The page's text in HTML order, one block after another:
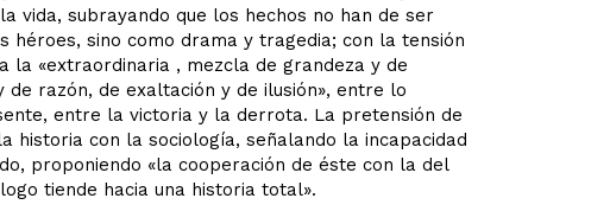
vida, subrayando que los hechos no han de ser
sino como drama y tragedia; con la tensión
la «extraordinaria , mezcla de grandeza y de
razón, de exaltación y de ilusión», entre lo
entre la victoria y la derrota. La pretensión de
con la sociología, señalando la incapacidad
proponiendo «la cooperación de éste con la del
tiende hacia una historia total».